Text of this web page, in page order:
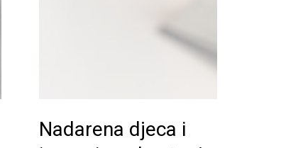
Nadarena djeca i